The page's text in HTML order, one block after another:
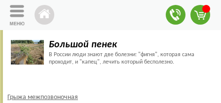
Большой пенек
В России люди знают две болезни: "фигня", которая сама
проходит, и "капец", лечить который бесполезно.
Грыжа межпозвоночная